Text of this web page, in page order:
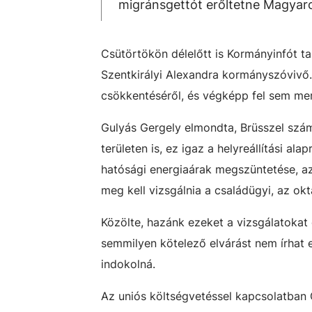
migránsgettót erőltetne
Csütörtökön délelőtt is Kormányinfót
Szentkirályi Alexandra
csökkentéséről, és végképp fel sem
Gulyás Gergely elmondta, Brüsszel
területen is, ez igaz a helyreállítási
hatósági energiaárak megszüntetése,
meg kell vizsgálnia a családügyi, az
Közölte, hazánk ezeket a
semmilyen kötelező elvárást nem
indokolná.
Az uniós költségvetéssel